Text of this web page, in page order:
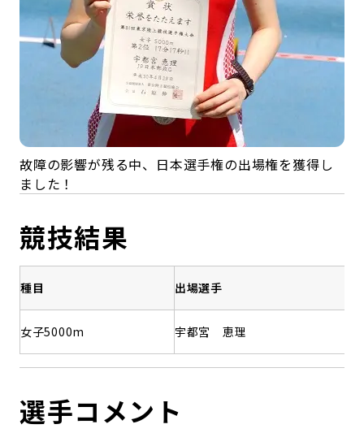
故障の影響が残る中、日本選手権の出場権を獲得し
ました！
競技結果
種目 出場選手
女子5000m 宇都宮 恵理
選手コメント